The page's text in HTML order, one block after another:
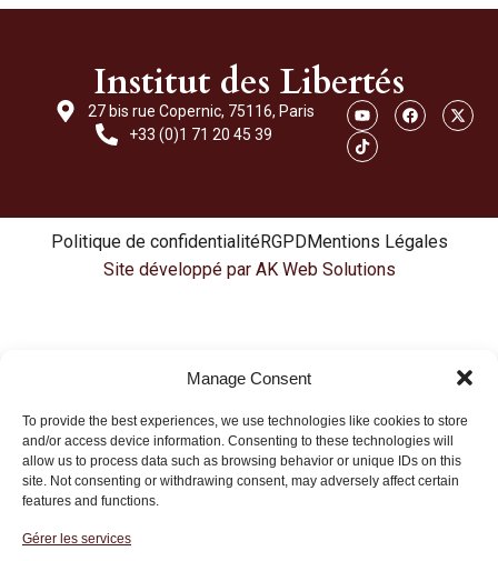
Manage Consent
To provide the best experiences, we use technologies like cookies to store
and/or access device information. Consenting to these technologies will
allow us to process data such as browsing behavior or unique IDs on this
site. Not consenting or withdrawing consent, may adversely affect certain
features and functions.
Gérer les services
Institut des Libertés
27 bis rue Copernic, 75116, Paris
+33 (0)1 71 20 45 39
Politique de confidentialitéRGPDMentions Légales
Site développé par AK Web Solutions